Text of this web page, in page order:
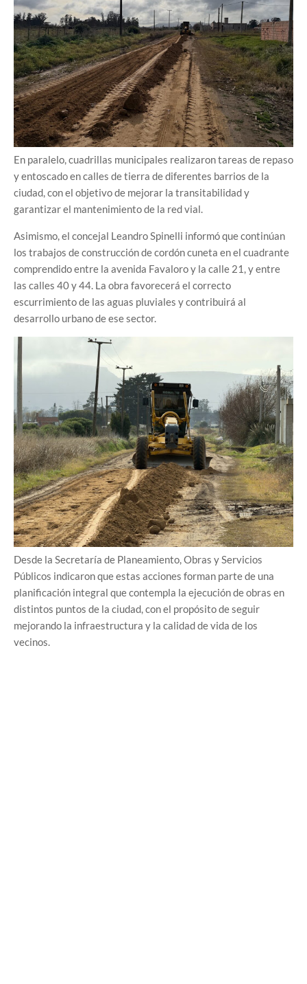
En paralelo, cuadrillas municipales realizaron tareas de repaso
y entoscado en calles de tierra de diferentes barrios de la
ciudad, con el objetivo de mejorar la transitabilidad y
garantizar el mantenimiento de la red vial.
Asimismo, el concejal Leandro Spinelli informó que continúan
los trabajos de construcción de cordón cuneta en el cuadrante
comprendido entre la avenida Favaloro y la calle 21, y entre
las calles 40 y 44. La obra favorecerá el correcto
escurrimiento de las aguas pluviales y contribuirá al
desarrollo urbano de ese sector.
Desde la Secretaría de Planeamiento, Obras y Servicios
Públicos indicaron que estas acciones forman parte de una
planificación integral que contempla la ejecución de obras en
distintos puntos de la ciudad, con el propósito de seguir
mejorando la infraestructura y la calidad de vida de los
vecinos.